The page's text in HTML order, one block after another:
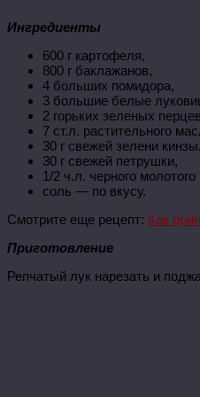
Ингредиенты
600 г картофеля,
800 г баклажанов,
4 больших помидора,
3 большие белые
2 горьких зеленых
7 ст.л. растительного
30 г свежей зелени кинзы,
30 г свежей петрушки,
1/2 ч.л. черного молотого
соль — по вкусу.
Смотрите еще рецепт: Как
Приготовление
Репчатый лук нарезать и